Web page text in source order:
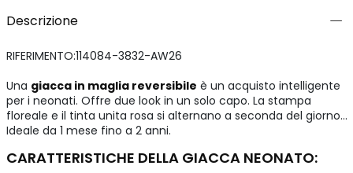
Descrizione
RIFERIMENTO:114084-3832-AW26
Una giacca in maglia reversibile è un acquisto intelligente
per i neonati. Offre due look in un solo capo. La stampa
floreale e il tinta unita rosa si alternano a seconda del giorno.
Ideale da 1 mese fino a 2 anni.
CARATTERISTICHE DELLA GIACCA NEONATO: